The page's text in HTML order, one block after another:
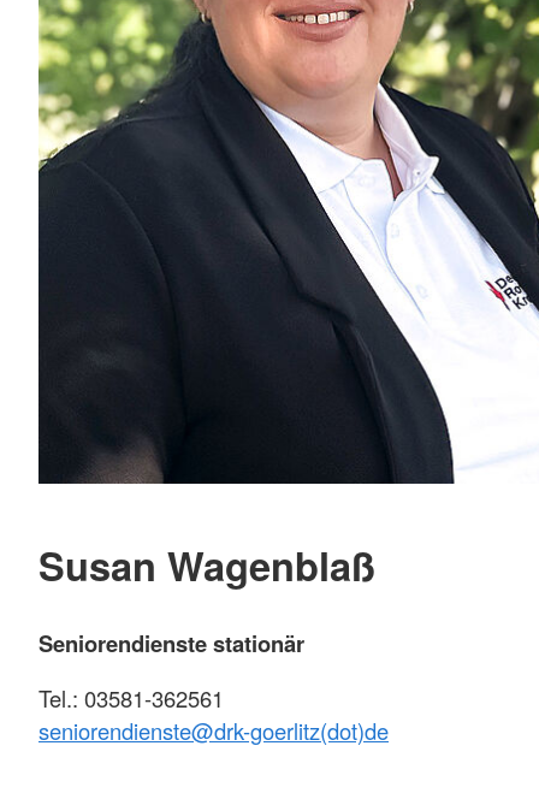
Susan Wagenblaß
Seniorendienste stationär
Tel.: 03581-362561
seniorendienste@drk-goerlitz(dot)de